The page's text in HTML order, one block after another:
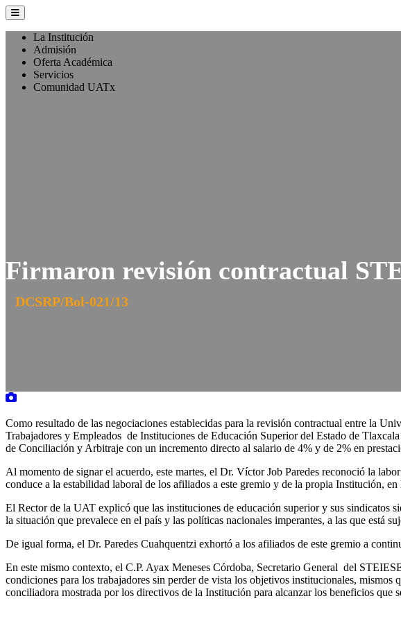
La Institución
Admisión
Oferta Académica
Servicios
Comunidad UATx
Firmaron revisión contractual
DCSRP/Bol-021/13
Como resultado de las negociaciones establecidas para la revisión contractual entre la
Trabajadores y Empleados de Instituciones de Educación Superior del Estado de
de Conciliación y Arbitraje con un incremento directo al salario de 4% y de 2% en
Al momento de signar el acuerdo, este martes, el Dr. Víctor Job Paredes reconoció la
conduce a la estabilidad laboral de los afiliados a este gremio y de la propia Institución,
El Rector de la UAT explicó que las instituciones de educación superior y sus sindicatos
la situación que prevalece en el país y las políticas nacionales imperantes, a las que está
De igual forma, el Dr. Paredes Cuahquentzi exhortó a los afiliados de este gremio a
En este mismo contexto, el C.P. Ayax Meneses Córdoba, Secretario General del
condiciones para los trabajadores sin perder de vista los objetivos institucionales,
conciliadora mostrada por los directivos de la Institución para alcanzar los beneficios que